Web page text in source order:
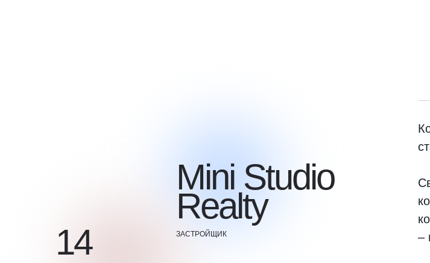
–
Mini Studio
Realty
ЗАСТРОЙЩИК
14